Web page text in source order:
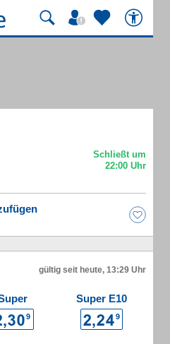
gültig seit heute, 13:29 Uhr
Super E10